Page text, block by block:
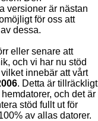
versioner är nästan
för oss att
dessa.
eller senare att
och vi har nu stöd
innebär att vårt
. Detta är tillräckligt
och det är
stöd fullt ut för
av allas datorer.